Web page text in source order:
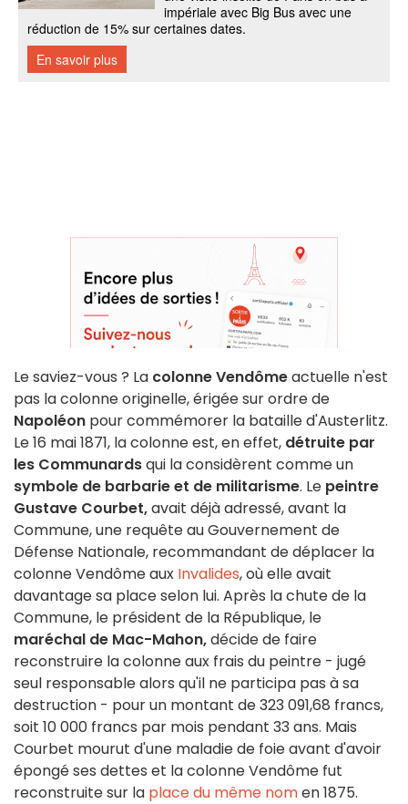
Le saviez-vous ? La colonne Vendômeactuelle n'est
pas la colonne originelle, érigée sur ordre de
Napoléon pour commémorer la bataille d'Austerlitz.
Le 16 mai 1871, la colonne est, en effet, détruite par
les Communardsqui la considèrent comme un
symbole de barbarie et de militarisme. Le peintre
Gustave Courbet,avait déjà adressé, avant la
Commune, une requête au Gouvernement de
Défense Nationale, recommandant de déplacer la
colonne Vendôme aux Invalides, où elle avait
davantage sa place selon lui. Après la chute de la
Commune, le président de la République, le
maréchal de Mac-Mahon,décide de faire
reconstruire la colonne aux frais du peintre - jugé
seul responsable alors qu'il ne participa pas à sa
destruction - pour un montant de 323 091,68 francs,
soit 10 000 francs par mois pendant 33 ans. Mais
Courbet mourut d'une maladie de foie avant d'avoir
épongé ses dettes et la colonne Vendôme fut
reconstruite sur la place du même nomen 1875.